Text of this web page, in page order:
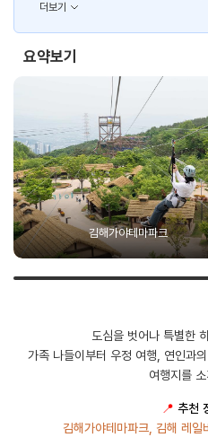
더보기
요약보기
김해가야테마파크
도심을 벗어나 특별한
가족 나들이부터 우정 여행, 연인과
여행지를
📍 추천
김해가야테마파크, 김해 레